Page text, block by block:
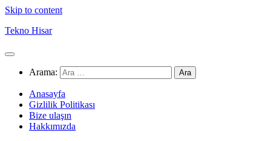
Skip to content
Tekno Hisar
Arama:
Anasayfa
Gizlilik Politikası
Bize ulaşın
Hakkımızda